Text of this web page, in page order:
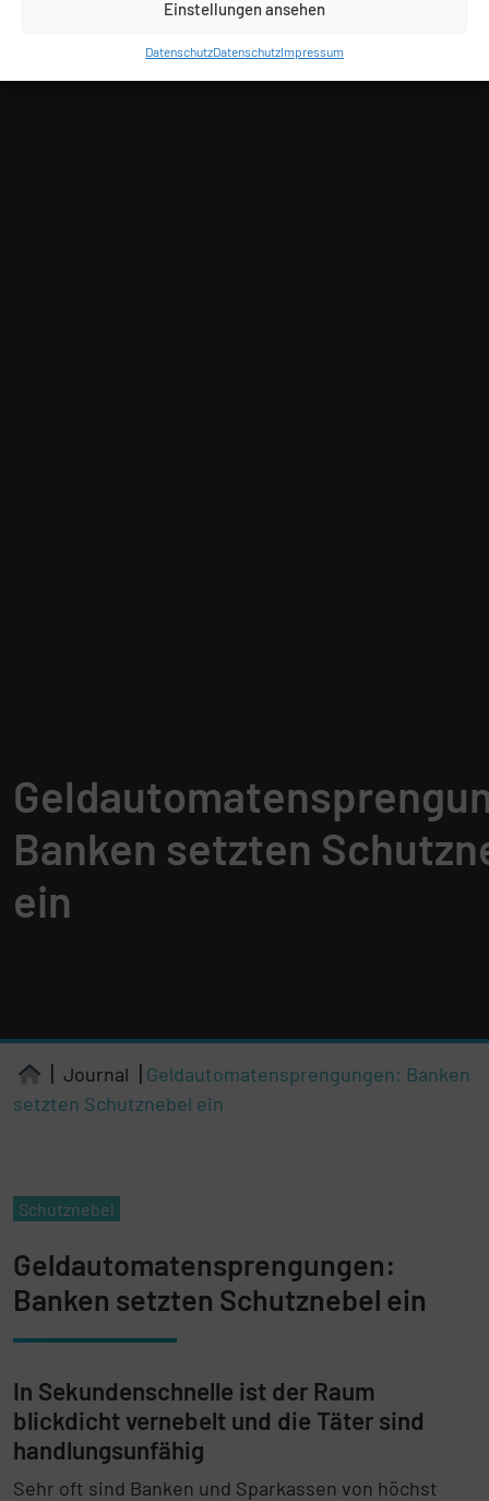
Einstellungen ansehen
DatenschutzDatenschutzImpressum
Banken setzten
ein
Journal
Geldautomatensprengungen: Banken
setzten Schutznebel ein
Schutznebel
Geldautomatensprengungen:
Banken setzten Schutznebel ein
In Sekundenschnelle ist der Raum
blickdicht vernebelt und die Täter sind
handlungsunfähig
Sehr oft sind Banken und Sparkassen von höchst